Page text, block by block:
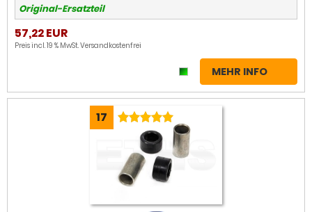
Original-Ersatzteil
57,22 EUR
Preis incl. 19 % MwSt.Versandkostenfrei
MEHR INFO
17